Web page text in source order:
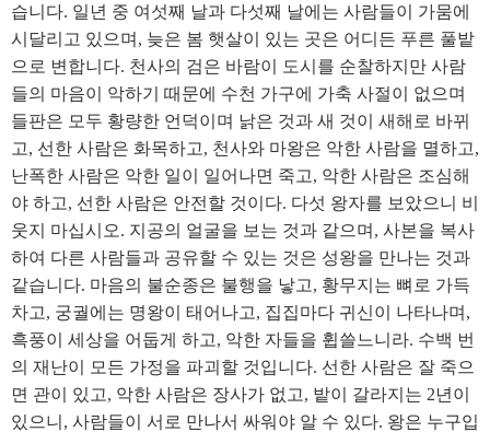
습니다. 일년 중 여섯째 날과 다섯째 날에는 사람들이 가뭄에
시달리고 있으며, 늦은 봄 햇살이 있는 곳은 어디든 푸른 풀밭
으로 변합니다. 천사의 검은 바람이 도시를 순찰하지만 사람
들의 마음이 악하기 때문에 수천 가구에 가축 사절이 없으며
들판은 모두 황량한 언덕이며 낡은 것과 새 것이 새해로 바뀌
고, 선한 사람은 화목하고, 천사와 마왕은 악한 사람을 멸하고,
난폭한 사람은 악한 일이 일어나면 죽고, 악한 사람은 조심해
야 하고, 선한 사람은 안전할 것이다. 다섯 왕자를 보았으니 비
웃지 마십시오. 지공의 얼굴을 보는 것과 같으며, 사본을 복사
하여 다른 사람들과 공유할 수 있는 것은 성왕을 만나는 것과
같습니다. 마음의 불순종은 불행을 낳고, 황무지는 뼈로 가득
차고, 궁궐에는 명왕이 태어나고, 집집마다 귀신이 나타나며,
흑풍이 세상을 어둡게 하고, 악한 자들을 휩쓸느니라. 수백 번
의 재난이 모든 가정을 파괴할 것입니다. 선한 사람은 잘 죽으
면 관이 있고, 악한 사람은 장사가 없고, 밭이 갈라지는 2년이
있으니, 사람들이 서로 만나서 싸워야 알 수 있다. 왕은 누구입